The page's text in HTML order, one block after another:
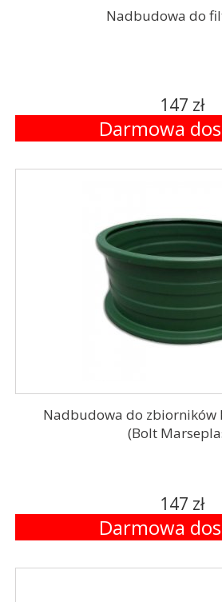
Nadbudowa do
147 zł
Darmowa
Nadbudowa do zbiorników
(Bolt
147 zł
Darmowa